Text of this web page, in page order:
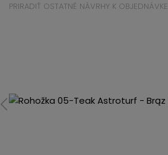
PRIRADIŤ OSTATNÉ NÁVRHY K OBJEDNÁVKE